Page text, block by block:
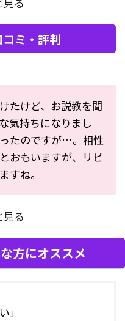
ミ・評判
たけど、お説教を聞
気持ちになりまし
たのですが…。相性
おもいますが、リピ
すね。
る
方にオススメ
」